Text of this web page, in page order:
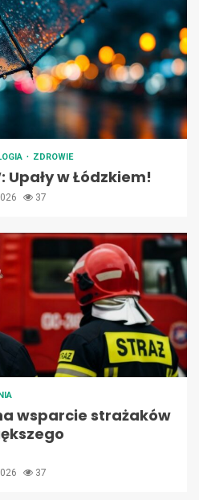
ZDROWIE
Upały w Łódzkiem!
37
wsparcie strażaków
37